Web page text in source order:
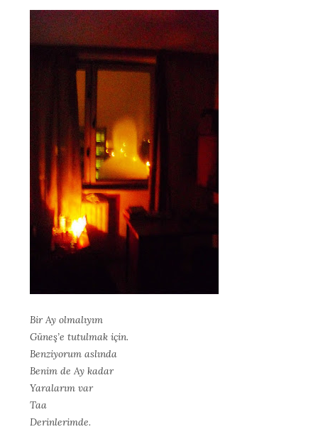
Bir Ay olmalıyım
Güneş’e tutulmak için.
Benziyorum aslında
Benim de Ay kadar
Yaralarım var
Taa
Derinlerimde.